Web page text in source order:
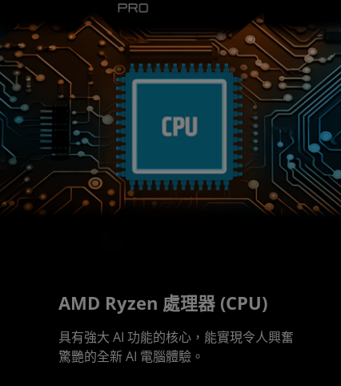
AMD Ryzen 處理器 (CPU)
具有強大 AI 功能的核心，能實現令人興奮
驚艷的全新 AI 電腦體驗。